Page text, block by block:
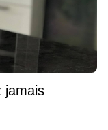
jamais